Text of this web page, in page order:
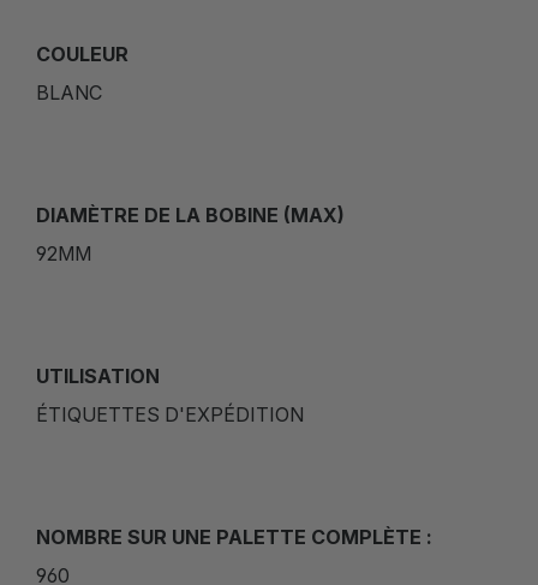
COULEUR
BLANC
DIAMÈTRE DE LA BOBINE (MAX)
92MM
UTILISATION
ÉTIQUETTES D'EXPÉDITION
NOMBRE SUR UNE PALETTE COMPLÈTE :
960